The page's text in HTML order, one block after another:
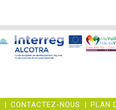
| CONTACTEZ-NOUS | PLAN